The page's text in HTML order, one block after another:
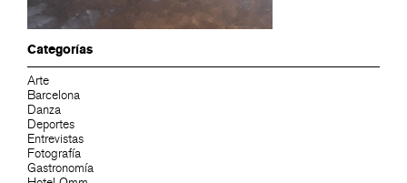
Categorías
Arte
Barcelona
Danza
Deportes
Entrevistas
Fotografía
Gastronomía